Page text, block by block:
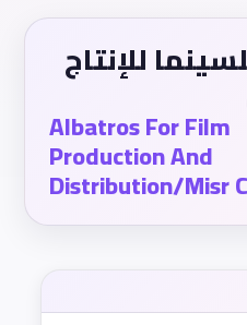
للإنتاج
Albatros For Film
Production And
Distribution/Misr